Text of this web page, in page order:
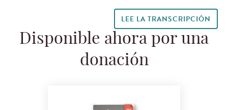
LEE LA TRANSCRIPCIÓN
Disponible ahora por una
donación